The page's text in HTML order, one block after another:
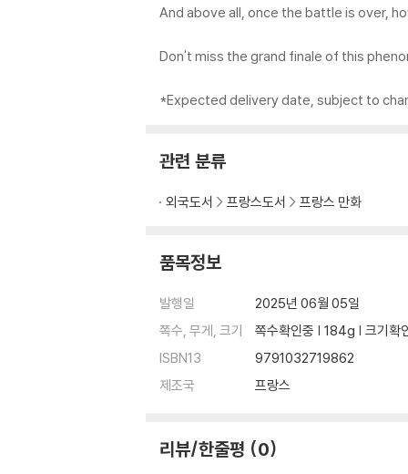
And above all, once the battle is over,
Don't miss the grand finale of this
*Expected delivery date, subject to
관련 분류
외국도서 프랑스도서 프랑스 만화
품목정보
발행일
2025년 06월 05일
쪽수, 무게, 크기
쪽수확인중 | 184g | 크기확
ISBN13
9791032719862
제조국
프랑스
리뷰/한줄평 0